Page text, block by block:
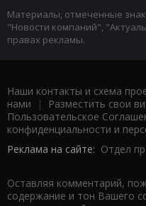
Материалы, отмеченные
"Новости компаний",
правах рекламы.
Наши контакты и схема
нами | Разместить свои
Пользовательское
конфиденциальности и
Реклама на сайте: Отдел
Оставляя комментарий,
содержание и тон Вашего